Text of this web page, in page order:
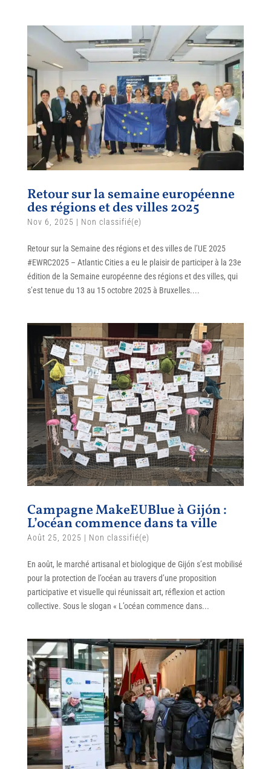
Retour sur la semaine européenne
des régions et des villes 2025
Nov 6, 2025 | Non classifié(e)
Retour sur la Semaine des régions et des villes de l’UE 2025
#EWRC2025 – Atlantic Cities a eu le plaisir de participer à la 23e
édition de la Semaine européenne des régions et des villes, qui
s’est tenue du 13 au 15 octobre 2025 à Bruxelles....
Campagne MakeEUBlue à Gijón :
L’océan commence dans ta ville
Août 25, 2025 | Non classifié(e)
En août, le marché artisanal et biologique de Gijón s’est mobilisé
pour la protection de l’océan au travers d’une proposition
participative et visuelle qui réunissait art, réflexion et action
collective. Sous le slogan « L’océan commence dans...